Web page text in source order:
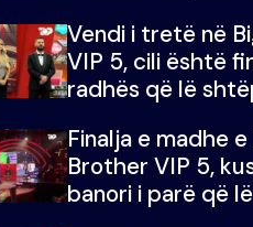
mijë eurosh
Vendi i tretë në
VIP 5, cili është
radhës që lë
Finalja e madhe e
Brother VIP 5,
banori i parë që